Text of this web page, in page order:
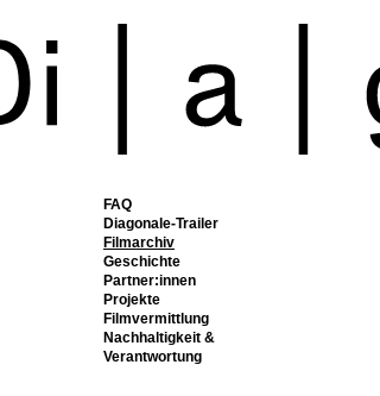
FAQ
Diagonale-Trailer
Filmarchiv
Geschichte
Partner:innen
Projekte
Filmvermittlung
Nachhaltigkeit &
Verantwortung